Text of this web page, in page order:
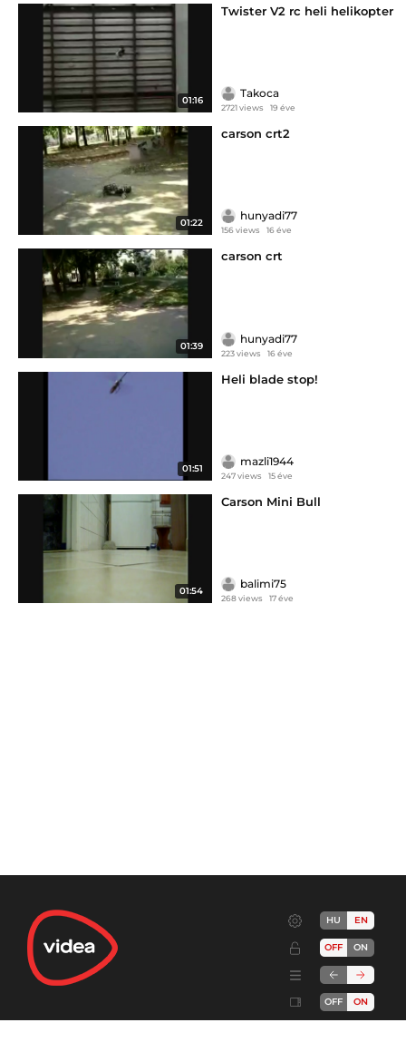
01:16
Twister V2 rc heli helikopter
Takoca
2721 views 19 éve
01:22
carson crt2
hunyadi77
156 views 16 éve
01:39
carson crt
hunyadi77
223 views 16 éve
01:51
Heli blade stop!
mazli1944
247 views 15 éve
01:54
Carson Mini Bull
balimi75
268 views 17 éve
HU EN
OFF ON
OFF ON